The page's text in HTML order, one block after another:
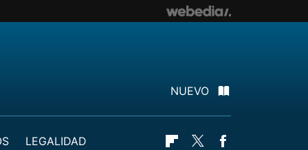
NUEVO
LEGALIDAD Flipboard
Twitter